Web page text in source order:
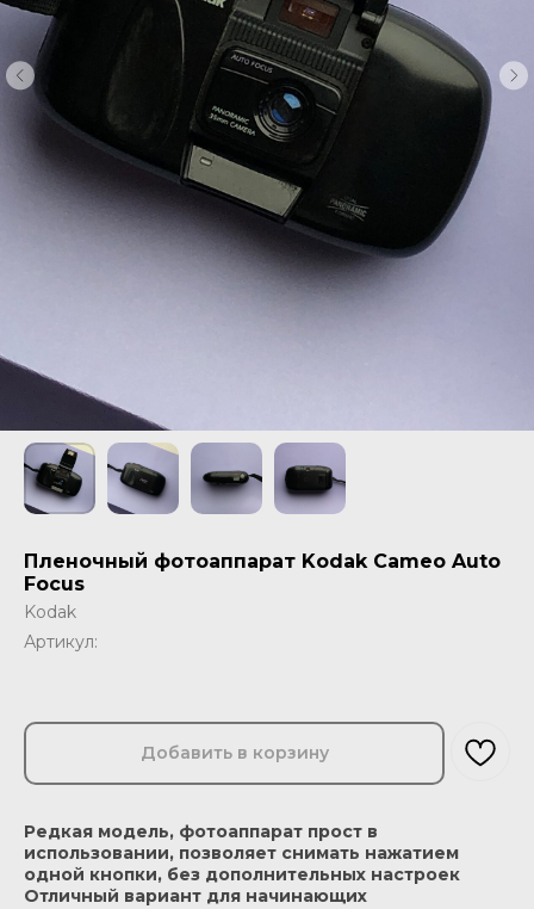
Пленочный фотоаппарат Kodak Cameo Auto
Focus
Kodak
Артикул:
Добавить в корзину
Редкая модель, фотоаппарат прост в
использовании, позволяет снимать нажатием
одной кнопки, без дополнительных настроек
Отличный вариант для начинающих